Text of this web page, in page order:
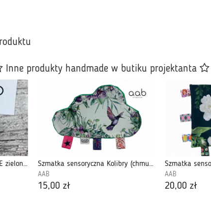
Inne produkty handmade w butiku projektanta
BRELOK SZYDEŁKOWE SERCE zielony melanż Szmatka sensoryczna Kolibry (chmurka)( 416980)
AAB
15,00 zł
AAB
20,00 zł